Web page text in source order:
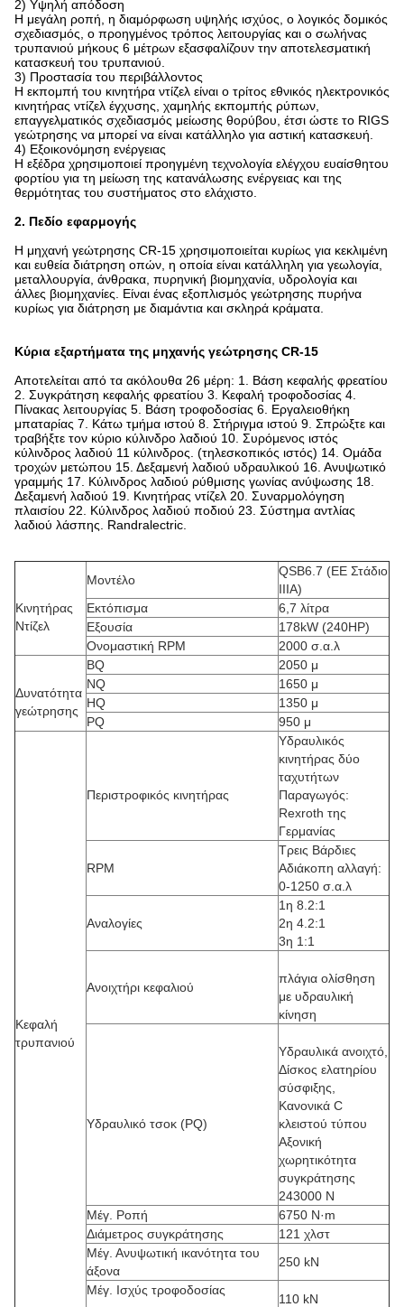
2) Υψηλή απόδοση
Η μεγάλη ροπή, η διαμόρφωση υψηλής ισχύος, ο λογικός δομικός
σχεδιασμός, ο προηγμένος τρόπος λειτουργίας και ο σωλήνας
τρυπανιού μήκους 6 μέτρων εξασφαλίζουν την αποτελεσματική
κατασκευή του τρυπανιού.
3) Προστασία του περιβάλλοντος
Η εκπομπή του κινητήρα ντίζελ είναι ο τρίτος εθνικός ηλεκτρονικός
κινητήρας ντίζελ έγχυσης, χαμηλής εκπομπής ρύπων,
επαγγελματικός σχεδιασμός μείωσης θορύβου, έτσι ώστε το RIGS
γεώτρησης να μπορεί να είναι κατάλληλο για αστική κατασκευή.
4) Εξοικονόμηση ενέργειας
Η εξέδρα χρησιμοποιεί προηγμένη τεχνολογία ελέγχου ευαίσθητου
φορτίου για τη μείωση της κατανάλωσης ενέργειας και της
θερμότητας του συστήματος στο ελάχιστο.
2. Πεδίο εφαρμογής
Η μηχανή γεώτρησης CR-15 χρησιμοποιείται κυρίως για κεκλιμένη
και ευθεία διάτρηση οπών, η οποία είναι κατάλληλη για γεωλογία,
μεταλλουργία, άνθρακα, πυρηνική βιομηχανία, υδρολογία και
άλλες βιομηχανίες. Είναι ένας εξοπλισμός γεώτρησης πυρήνα
κυρίως για διάτρηση με διαμάντια και σκληρά κράματα.
Κύρια εξαρτήματα της μηχανής γεώτρησης CR-15
Αποτελείται από τα ακόλουθα 26 μέρη: 1. Βάση κεφαλής φρεατίου
2. Συγκράτηση κεφαλής φρεατίου 3. Κεφαλή τροφοδοσίας 4.
Πίνακας λειτουργίας 5. Βάση τροφοδοσίας 6. Εργαλειοθήκη
μπαταρίας 7. Κάτω τμήμα ιστού 8. Στήριγμα ιστού 9. Σπρώξτε και
τραβήξτε τον κύριο κύλινδρο λαδιού 10. Συρόμενος ιστός
κύλινδρος λαδιού 11 κύλινδρος. (τηλεσκοπικός ιστός) 14. Ομάδα
τροχών μετώπου 15. Δεξαμενή λαδιού υδραυλικού 16. Ανυψωτικό
γραμμής 17. Κύλινδρος λαδιού ρύθμισης γωνίας ανύψωσης 18.
Δεξαμενή λαδιού 19. Κινητήρας ντίζελ 20. Συναρμολόγηση
πλαισίου 22. Κύλινδρος λαδιού ποδιού 23. Σύστημα αντλίας
λαδιού λάσπης. Randralectric.
Κινητήρας
Ντίζελ
Μοντέλο
QSB6.7 (ΕΕ Στάδιο
IIIA)
Εκτόπισμα
6,7 λίτρα
Εξουσία
178kW (240HP)
Ονομαστική RPM
2000 σ.α.λ
Δυνατότητα
γεώτρησης
BQ
2050 μ
NQ
1650 μ
HQ
1350 μ
PQ
950 μ
Κεφαλή
τρυπανιού
Περιστροφικός κινητήρας
Υδραυλικός
κινητήρας δύο
ταχυτήτων
Παραγωγός:
Rexroth της
Γερμανίας
RPM
Τρεις Βάρδιες
Αδιάκοπη αλλαγή:
0-1250 σ.α.λ
Αναλογίες
1η 8.2:1
2η 4.2:1
3η 1:1
Ανοιχτήρι κεφαλιού
πλάγια ολίσθηση
με υδραυλική
κίνηση
Υδραυλικό τσοκ (PQ)
Υδραυλικά ανοιχτό,
Δίσκος ελατηρίου
σύσφιξης,
Κανονικά C
κλειστού τύπου
Αξονική
χωρητικότητα
συγκράτησης
243000 N
Μέγ. Ροπή
6750 N·m
Διάμετρος συγκράτησης
121 χλστ
Μέγ. Ανυψωτική ικανότητα του
άξονα
250 kN
Μέγ. Ισχύς τροφοδοσίας
110 kN